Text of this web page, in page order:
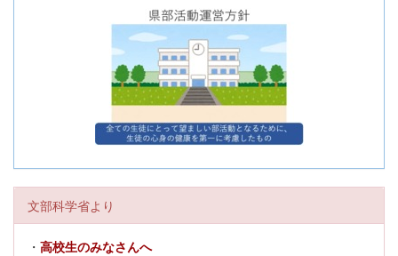
文部科学省より
・ 高校生のみなさんへ